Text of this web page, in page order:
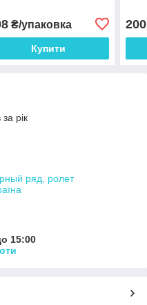
₴/упаковка
Купити
200
рік
ряд, ролет
15:00